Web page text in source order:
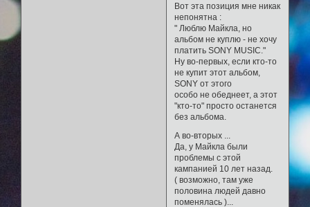
Вот эта позиция мне никак
непонятна :
" Люблю Майкла, но
альбом не куплю - не хочу
платить SONY MUSIC."
Ну во-первых, если кто-то
не купит этот альбом,
SONY от этого
особо не обеднеет, а этот
"кто-то" просто останется
без альбома.
А во-вторых ...
Да, у Майкла были
проблемы с этой
кампанией 10 лет назад.
( возможно, там уже
половина людей давно
поменялась )...